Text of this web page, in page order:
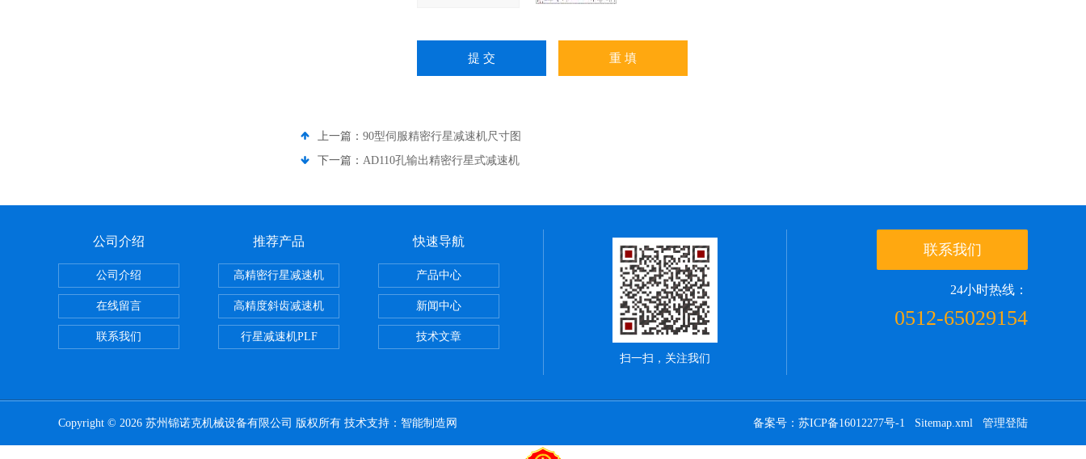
上一篇： 90型伺服精密行星减速机尺寸图
下一篇： AD110孔输出精密行星式减速机
公司介绍
公司介绍
在线留言
联系我们
推荐产品
高精密行星减速机
高精度斜齿减速机
行星减速机PLF
快速导航
产品中心
新闻中心
技术文章
扫一扫，关注我们
联系我们
24小时热线：
0512-65029154
Copyright © 2026 苏州锦诺克机械设备有限公司 版权所有 技术支持： 智能制造网 备案号：苏ICP备16012277号-1 Sitemap.xml 管理登陆